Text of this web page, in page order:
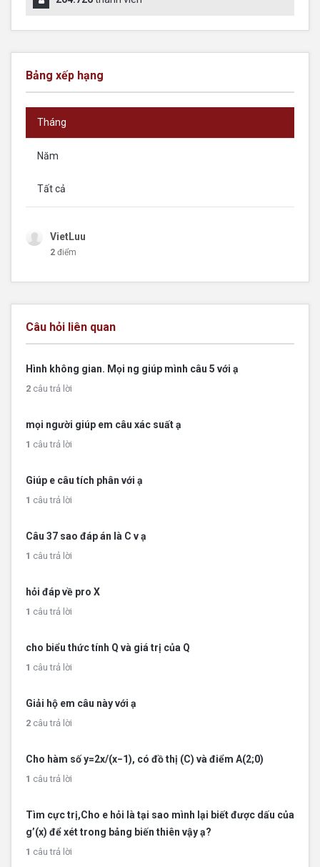
Bảng xếp hạng
Tháng
Năm
Tất cả
VietLuu
2 điểm
Câu hỏi liên quan
Hình không gian. Mọi ng giúp mình câu 5 với ạ
2 câu trả lời
mọi người giúp em câu xác suất ạ
1 câu trả lời
Giúp e câu tích phân với ạ
1 câu trả lời
Câu 37 sao đáp án là C v ạ
1 câu trả lời
hỏi đáp về pro X
1 câu trả lời
cho biểu thức tính Q và giá trị của Q
1 câu trả lời
Giải hộ em câu này với ạ
2 câu trả lời
Cho hàm số y=2x/(x−1), có đồ thị (C) và điểm A(2;0)
1 câu trả lời
Tìm cực trị,Cho e hỏi là tại sao mình lại biết được dấu của
g’(x) để xét trong bảng biến thiên vậy ạ?
1 câu trả lời